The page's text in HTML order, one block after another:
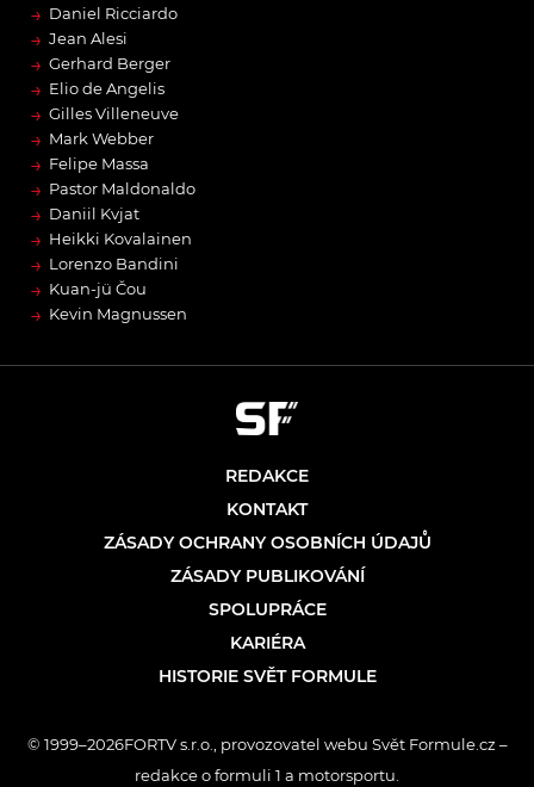
→ Daniel Ricciardo
→ Jean Alesi
→ Gerhard Berger
→ Elio de Angelis
→ Gilles Villeneuve
→ Mark Webber
→ Felipe Massa
→ Pastor Maldonaldo
→ Daniil Kvjat
→ Heikki Kovalainen
→ Lorenzo Bandini
→ Kuan-jü Čou
→ Kevin Magnussen
REDAKCE
KONTAKT
ZÁSADY OCHRANY OSOBNÍCH ÚDAJŮ
ZÁSADY PUBLIKOVÁNÍ
SPOLUPRÁCE
KARIÉRA
HISTORIE SVĚT FORMULE
© 1999–2026FORTV s.r.o., provozovatel webu Svět Formule.cz –
redakce o formuli 1 a motorsportu.